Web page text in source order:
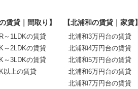
賃貸｜間取り】
～1LDKの賃貸
～2LDKの賃貸
～3LDKの賃貸
以上の賃貸
【北浦和の賃貸｜家賃】
北浦和3万円台の賃貸
北浦和4万円台の賃貸
北浦和5万円台の賃貸
北浦和6万円台の賃貸
北浦和7万円台の賃貸